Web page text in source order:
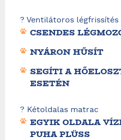
? Ventilátoros légfrissítés
CSENDES
NYÁRON HŰSÍT
SEGÍTI A
ESETÉN
?️ Kétoldalas matrac
EGYIK OLDALA
PUHA PLÜSS